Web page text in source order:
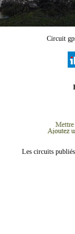
Circuit
Les circuits